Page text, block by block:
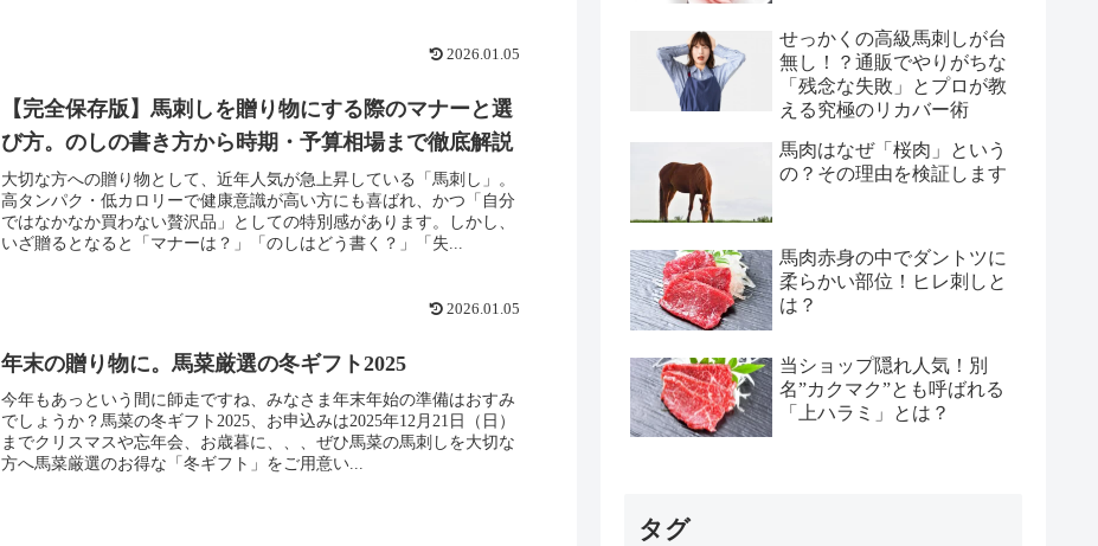
2026.01.05
【完全保存版】馬刺しを贈り物にする際のマナーと選
び方。のしの書き方から時期・予算相場まで徹底解説
大切な方への贈り物として、近年人気が急上昇している「馬刺し」。
高タンパク・低カロリーで健康意識が高い方にも喜ばれ、かつ「自分
ではなかなか買わない贅沢品」としての特別感があります。しかし、
いざ贈るとなると「マナーは？」「のしはどう書く？」「失...
2026.01.05
年末の贈り物に。馬菜厳選の冬ギフト2025
今年もあっという間に師走ですね、みなさま年末年始の準備はおすみ
でしょうか？馬菜の冬ギフト2025、お申込みは2025年12月21日（日）
までクリスマスや忘年会、お歳暮に、、、ぜひ馬菜の馬刺しを大切な
方へ馬菜厳選のお得な「冬ギフト」をご用意い...
せっかくの高級馬刺しが台
無し！？通販でやりがちな
「残念な失敗」とプロが教
える究極のリカバー術
馬肉はなぜ「桜肉」という
の？その理由を検証します
馬肉赤身の中でダントツに
柔らかい部位！ヒレ刺しと
は？
当ショップ隠れ人気！別
名”カクマク”とも呼ばれる
「上ハラミ」とは？
タグ